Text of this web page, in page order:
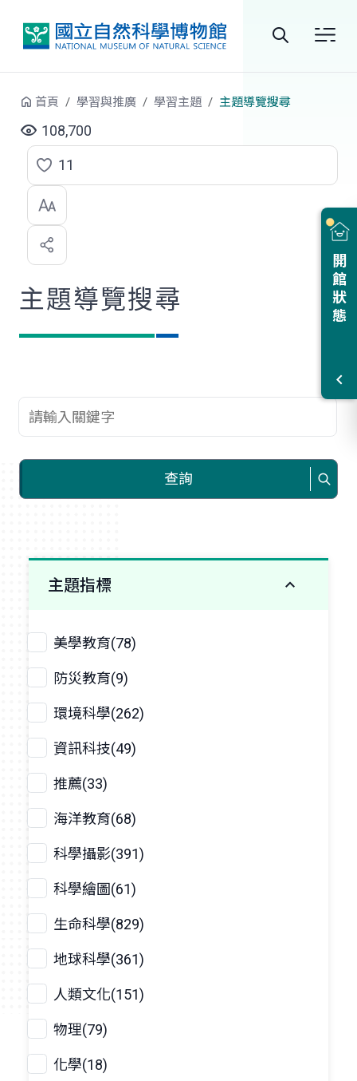
站
尋
開館狀態
首頁 學習與推廣 學習主題 主題導覽搜尋
108,700
點
選
喜
歡
11
主題導覽搜尋
查詢關鍵字
查詢
主題指標
美學教育(78)
防災教育(9)
環境科學(262)
資訊科技(49)
推薦(33)
海洋教育(68)
科學攝影(391)
科學繪圖(61)
生命科學(829)
地球科學(361)
人類文化(151)
物理(79)
化學(18)